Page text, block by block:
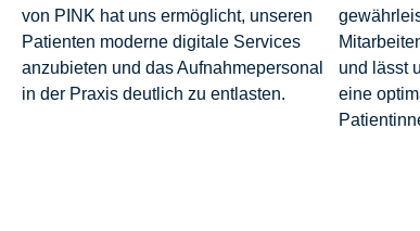
von PINK hat uns ermöglicht, unseren
Patienten moderne digitale Services
anzubieten und das Aufnahmepersonal
in der Praxis deutlich zu entlasten.
und lässt
eine